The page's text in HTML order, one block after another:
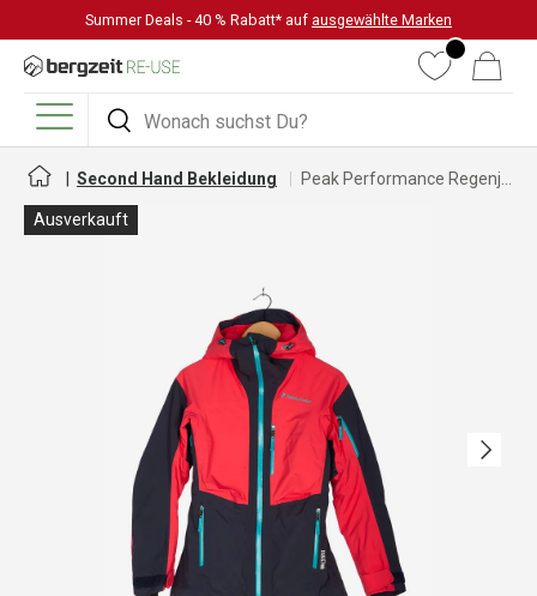
DIREKT ZUM INHALT
Summer Deals - 40 % Rabatt* auf ausgewählte Marken
Suchen
Suchen
WunschlisteWarenkorb
Menü
Second Hand Bekleidung
Ausverkauft
Nächste